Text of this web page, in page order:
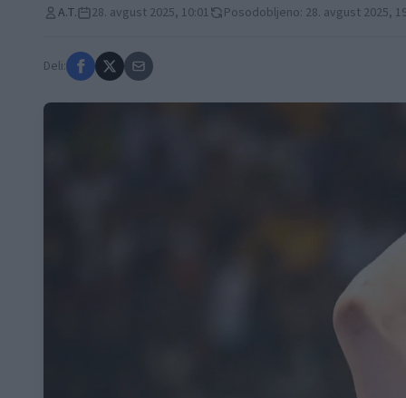
A.T. 28. avgust 2025, 10:01 Posodobljeno: 28. avgust 2025,
Deli: